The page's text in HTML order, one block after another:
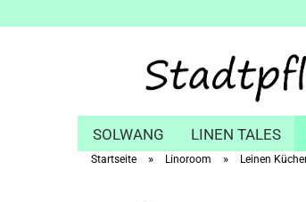
SOLWANG LINEN TALES
Startseite » Linoroom » Leinen